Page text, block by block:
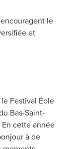
le
et
Festival Éole
Bas-Saint-
cette année
à de